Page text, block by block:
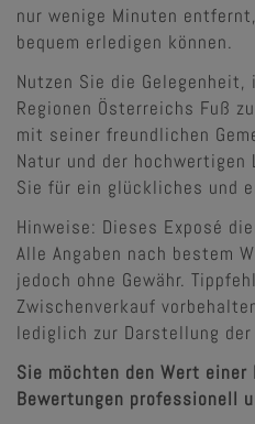
nur wenige Minuten
bequem erledigen können.
Nutzen Sie die
Regionen Österreichs Fuß
mit seiner freundlichen
Natur und der
Sie für ein glückliches und
Hinweise: Dieses Exposé
Alle Angaben nach bestem
jedoch ohne Gewähr.
Zwischenverkauf
lediglich zur Darstellung
Sie möchten den Wert einer
Bewertungen professionell